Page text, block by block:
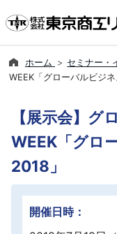
ホーム セミナー・
WEEK「グローバルビジ
【展示会】グ
WEEK「グロ
2018」
開催日時：